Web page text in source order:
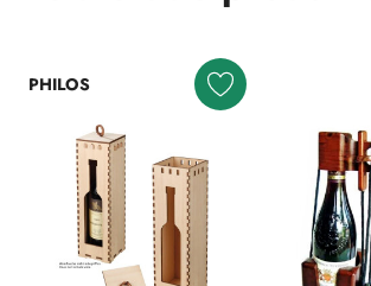
PHILOS